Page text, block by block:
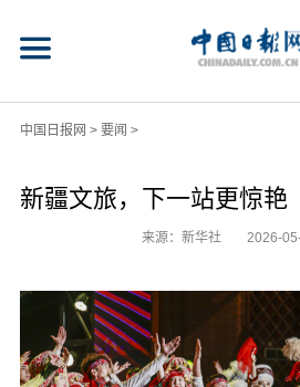
中国日报网 > 要闻 >
新疆文旅，下一站更惊艳
来源：新华社 2026-